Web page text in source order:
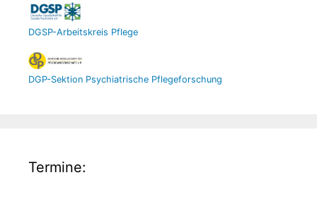
DGSP-Arbeitskreis Pflege
DGP-Sektion Psychiatrische Pflegeforschung
Termine: